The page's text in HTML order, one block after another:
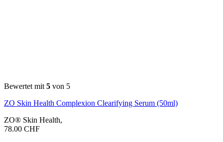
Bewertet mit 5 von 5
ZO Skin Health Complexion Clearifying Serum (50ml)
ZO® Skin Health,
78.00 CHF